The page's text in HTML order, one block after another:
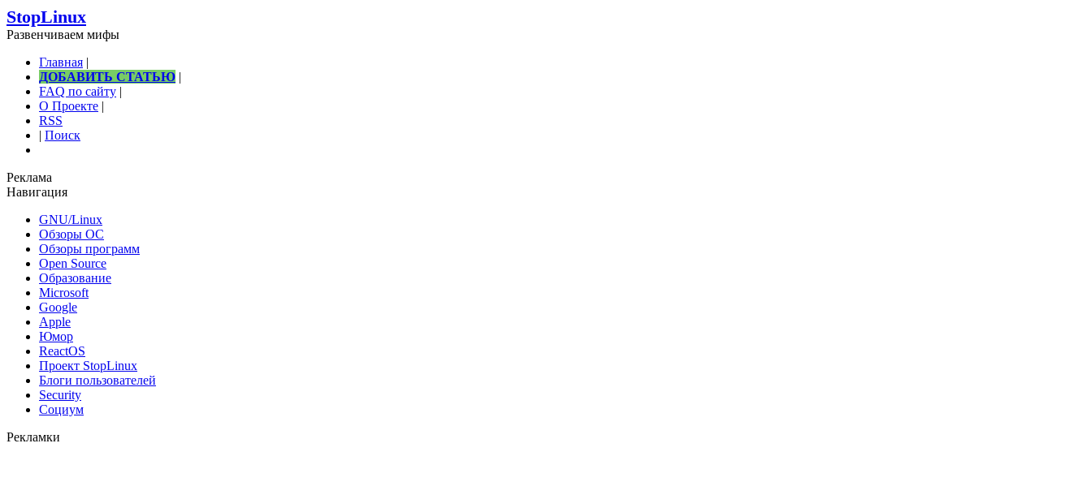
StopLinux
Развенчиваем мифы
Главная |
ДОБАВИТЬ СТАТЬЮ |
FAQ по сайту |
О Проекте |
RSS
| Поиск
Реклама
Навигация
GNU/Linux
Обзоры ОС
Обзоры программ
Open Source
Образование
Microsoft
Google
Apple
Юмор
ReactOS
Проект StopLinux
Блоги пользователей
Security
Социум
Рекламки